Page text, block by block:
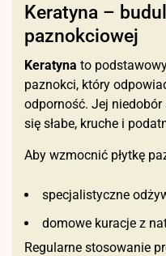
Keratyna –
paznokciowej
Keratyna to
paznokci, który
odporność. Jej
się słabe, kruche i
Aby wzmocnić płytkę
specjalistyczne
domowe kuracje z
Regularne stosowanie